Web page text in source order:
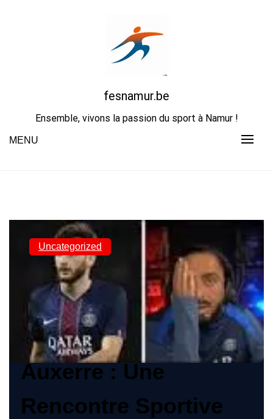
fesnamur.be
Ensemble, vivons la passion du sport à Namur !
MENU
Uncategorized
Affrontement entre le
Paris SG et l’AJ
Auxerre : Une
Rencontre Sportive